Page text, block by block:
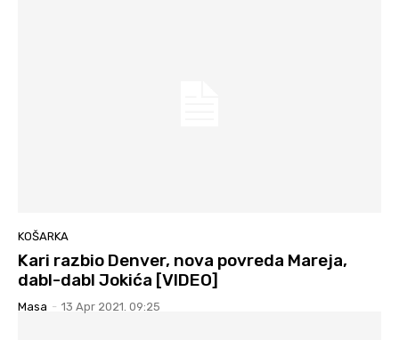
KOŠARKA
Kari razbio Denver, nova povreda Mareja,
dabl-dabl Jokića [VIDEO]
Masa - 13 Apr 2021. 09:25